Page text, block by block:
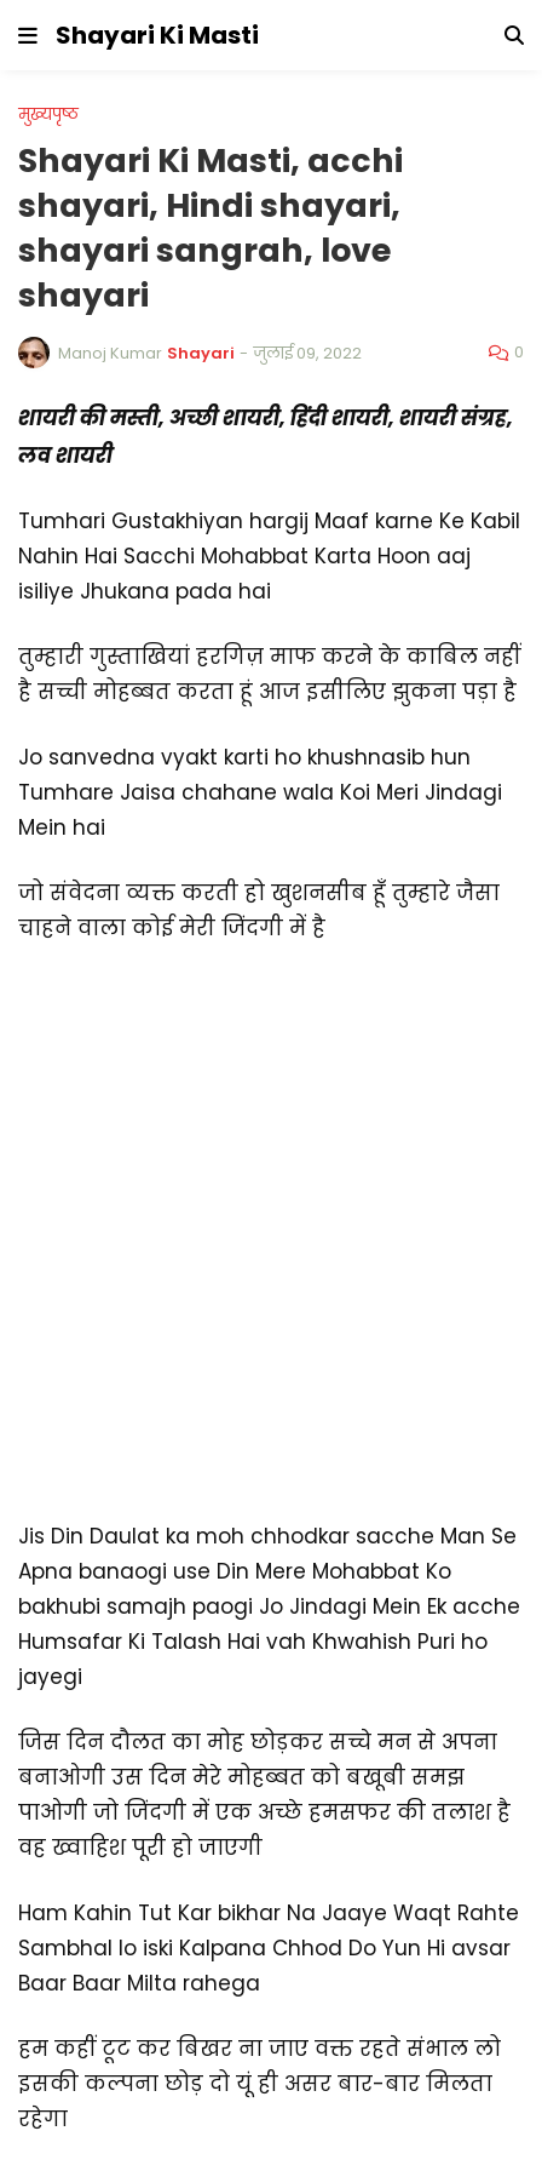
Shayari Ki Masti
मुख्यपृष्ठ
Shayari Ki Masti, acchi
shayari, Hindi shayari,
shayari sangrah, love
shayari
Manoj Kumar Shayari - जुलाई 09, 2022 0
शायरी की मस्ती, अच्छी शायरी, हिंदी शायरी, शायरी संग्रह,
लव शायरी
Tumhari Gustakhiyan hargij Maaf karne Ke Kabil
Nahin Hai Sacchi Mohabbat Karta Hoon aaj
isiliye Jhukana pada hai
तुम्हारी गुस्ताखियां हरगिज़ माफ करने के काबिल नहीं
है सच्ची मोहब्बत करता हूं आज इसीलिए झुकना पड़ा है
Jo sanvedna vyakt karti ho khushnasib hun
Tumhare Jaisa chahane wala Koi Meri Jindagi
Mein hai
जो संवेदना व्यक्त करती हो खुशनसीब हूँ तुम्हारे जैसा
चाहने वाला कोई मेरी जिंदगी में है
Jis Din Daulat ka moh chhodkar sacche Man Se
Apna banaogi use Din Mere Mohabbat Ko
bakhubi samajh paogi Jo Jindagi Mein Ek acche
Humsafar Ki Talash Hai vah Khwahish Puri ho
jayegi
जिस दिन दौलत का मोह छोड़कर सच्चे मन से अपना
बनाओगी उस दिन मेरे मोहब्बत को बखूबी समझ
पाओगी जो जिंदगी में एक अच्छे हमसफर की तलाश है
वह ख्वाहिश पूरी हो जाएगी
Ham Kahin Tut Kar bikhar Na Jaaye Waqt Rahte
Sambhal lo iski Kalpana Chhod Do Yun Hi avsar
Baar Baar Milta rahega
हम कहीं टूट कर बिखर ना जाए वक्त रहते संभाल लो
इसकी कल्पना छोड़ दो यूं ही असर बार-बार मिलता
रहेगा